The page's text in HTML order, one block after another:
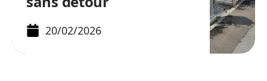
20/02/2026